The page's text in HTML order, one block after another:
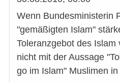
Wenn Bundesministerin
"gemäßigten Islam"
Toleranzgebot des
nicht mit der Aussage
go im Islam" Muslimen in